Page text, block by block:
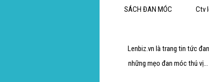
SÁCH ĐAN MÓC
Lenbiz.vn là trang tin tức
những mẹo đan móc thú